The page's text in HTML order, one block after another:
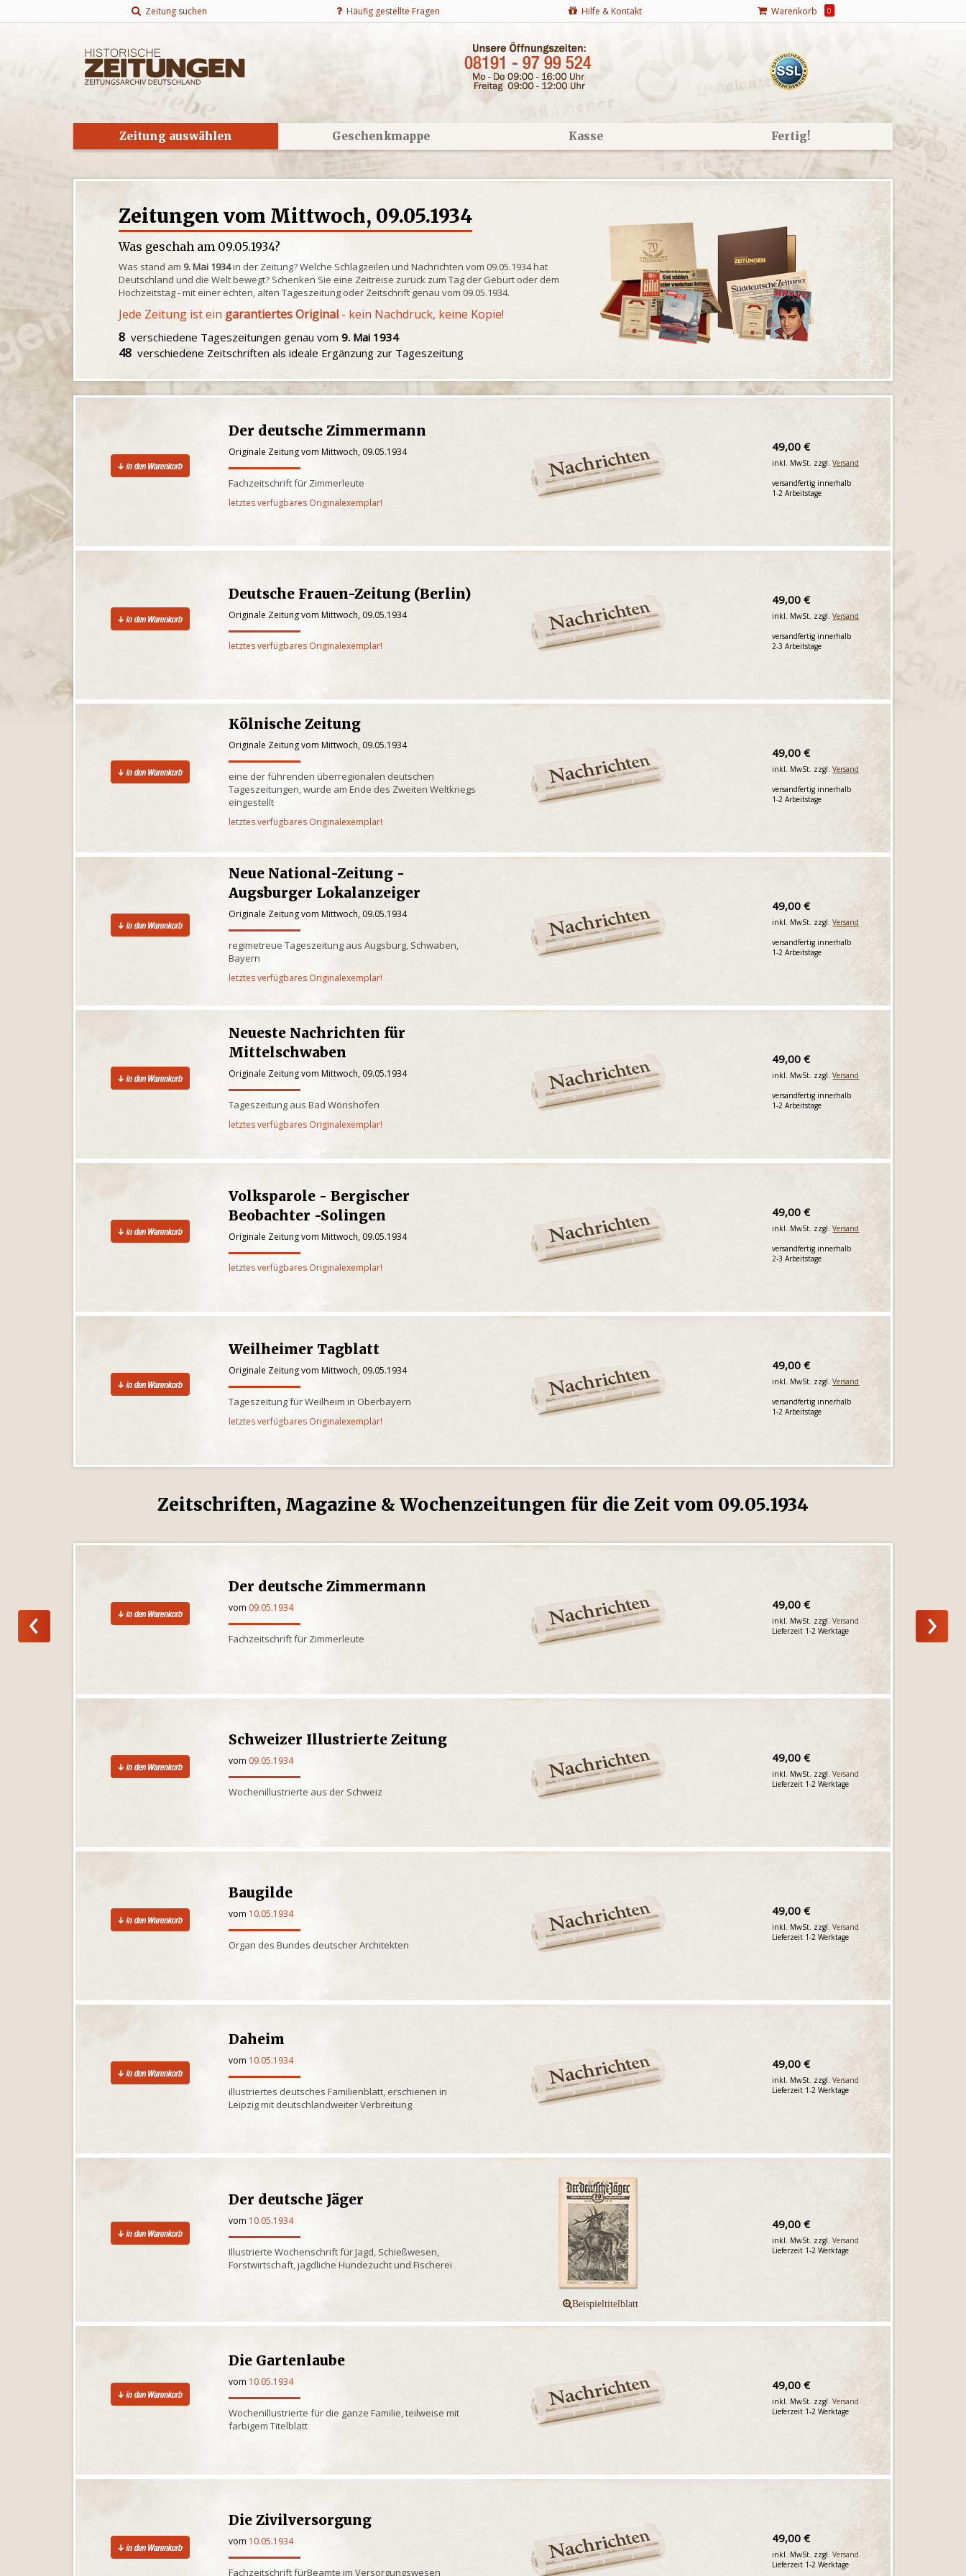
Zeitung suchen Häufig gestellte Fragen Hilfe & Kontakt Warenkorb 0
Zeitung auswählen Geschenkmappe Kasse Fertig!
Zeitungen vom Mittwoch, 09.05.1934
Was geschah am 09.05.1934?
Was stand am 9. Mai 1934in der Zeitung? Welche Schlagzeilen und Nachrichten vom 09.05.1934 hat
Deutschland und die Welt bewegt? Schenken Sie eine Zeitreise zurück zum Tag der Geburt oder dem
Hochzeitstag - mit einer echten, alten Tageszeitung oder Zeitschrift genau vom 09.05.1934.
Jede Zeitung ist ein garantiertes Original - kein Nachdruck, keine Kopie!
8 verschiedene Tageszeitungen genau vom9. Mai 1934
48 verschiedene Zeitschriften als ideale Ergänzung zur Tageszeitung
Der deutsche Zimmermann
Originale Zeitung vom Mittwoch, 09.05.1934
Fachzeitschrift für Zimmerleute
letztes verfügbares Originalexemplar!
49,00 €
inkl. MwSt. zzgl.Versand
versandfertig innerhalb
1-2 Arbeitstage
Deutsche Frauen-Zeitung (Berlin)
Originale Zeitung vom Mittwoch, 09.05.1934
letztes verfügbares Originalexemplar!
49,00 €
inkl. MwSt. zzgl.Versand
versandfertig innerhalb
2-3 Arbeitstage
Kölnische Zeitung
Originale Zeitung vom Mittwoch, 09.05.1934
eine der führenden überregionalen deutschen
Tageszeitungen, wurde am Ende des Zweiten Weltkriegs
eingestellt
letztes verfügbares Originalexemplar!
49,00 €
inkl. MwSt. zzgl.Versand
versandfertig innerhalb
1-2 Arbeitstage
Neue National-Zeitung -
Augsburger Lokalanzeiger
Originale Zeitung vom Mittwoch, 09.05.1934
regimetreue Tageszeitung aus Augsburg, Schwaben,
Bayern
letztes verfügbares Originalexemplar!
49,00 €
inkl. MwSt. zzgl.Versand
versandfertig innerhalb
1-2 Arbeitstage
Neueste Nachrichten für
Mittelschwaben
Originale Zeitung vom Mittwoch, 09.05.1934
Tageszeitung aus Bad Wörishofen
letztes verfügbares Originalexemplar!
49,00 €
inkl. MwSt. zzgl.Versand
versandfertig innerhalb
1-2 Arbeitstage
Volksparole - Bergischer
Beobachter -Solingen
Originale Zeitung vom Mittwoch, 09.05.1934
letztes verfügbares Originalexemplar!
49,00 €
inkl. MwSt. zzgl.Versand
versandfertig innerhalb
2-3 Arbeitstage
Weilheimer Tagblatt
Originale Zeitung vom Mittwoch, 09.05.1934
Tageszeitung für Weilheim in Oberbayern
letztes verfügbares Originalexemplar!
49,00 €
inkl. MwSt. zzgl.Versand
versandfertig innerhalb
1-2 Arbeitstage
Zeitschriften, Magazine & Wochenzeitungen für die Zeit vom 09.05.1934
Der deutsche Zimmermann
vom 09.05.1934
Fachzeitschrift für Zimmerleute
49,00 €
inkl. MwSt. zzgl.Versand
Lieferzeit 1-2 Werktage
Schweizer Illustrierte Zeitung
vom 09.05.1934
Wochenillustrierte aus der Schweiz
49,00 €
inkl. MwSt. zzgl.Versand
Lieferzeit 1-2 Werktage
Baugilde
vom 10.05.1934
Organ des Bundes deutscher Architekten
49,00 €
inkl. MwSt. zzgl.Versand
Lieferzeit 1-2 Werktage
Daheim
vom 10.05.1934
illustriertes deutsches Familienblatt, erschienen in
Leipzig mit deutschlandweiter Verbreitung
49,00 €
inkl. MwSt. zzgl.Versand
Lieferzeit 1-2 Werktage
Der deutsche Jäger
vom 10.05.1934
Illustrierte Wochenschrift für Jagd, Schießwesen,
Forstwirtschaft, jagdliche Hundezucht und Fischerei
49,00 €
inkl. MwSt. zzgl.Versand
Lieferzeit 1-2 Werktage
Die Gartenlaube
vom 10.05.1934
Wochenillustrierte für die ganze Familie, teilweise mit
farbigem Titelblatt
49,00 €
inkl. MwSt. zzgl.Versand
Lieferzeit 1-2 Werktage
Die Zivilversorgung
vom 10.05.1934
Fachzeitschrift fürBeamte im Versorgungswesen
49,00 €
inkl. MwSt. zzgl.Versand
Lieferzeit 1-2 Werktage